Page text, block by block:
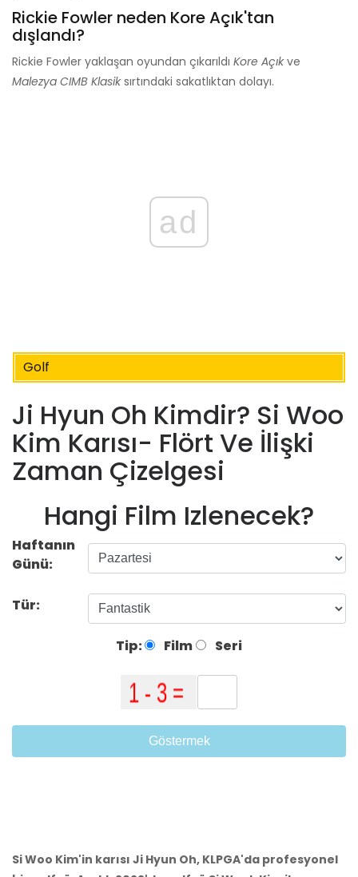
Rickie Fowler neden Kore Açık'tan
dışlandı?
Rickie Fowler yaklaşan oyundan çıkarıldı Kore Açıkve
Malezya CIMB Klasiksırtındaki sakatlıktan dolayı.
ad
Golf
Ji Hyun Oh Kimdir? Si Woo
Kim Karısı- Flört Ve İlişki
Zaman Çizelgesi
Hangi Film Izlenecek?
Haftanın
Günü:
Tür:
Tip: Film Seri
Göstermek
Si Woo Kim'in karısı Ji Hyun Oh, KLPGA'da profesyonel